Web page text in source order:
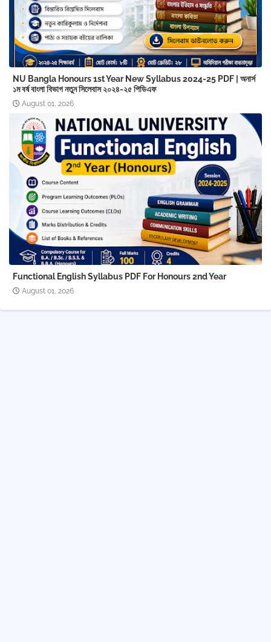
NU Bangla Honours 1st Year New Syllabus 2024-25 PDF | অনার্স
১ম বর্ষ বাংলা বিভাগ নতুন সিলেবাস ২০২৪-২৫ পিডিএফ
August 01, 2026
Functional English Syllabus PDF For Honours 2nd Year
August 01, 2026